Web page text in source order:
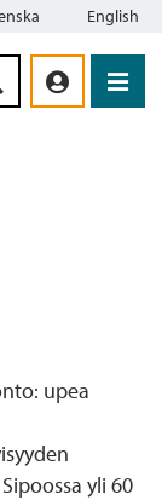
English
upea
yli 60